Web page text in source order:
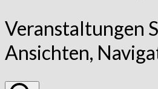
Veranstaltungen
Ansichten,